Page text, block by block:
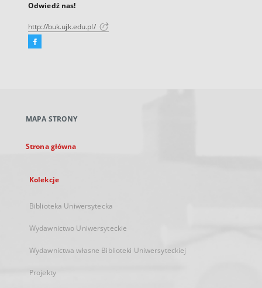
Odwiedź nas!
http://buk.ujk.edu.pl/
Facebook
karcie
MAPA STRONY
Strona główna
Kolekcje
Biblioteka Uniwersytecka
Wydawnictwo Uniwersyteckie
Wydawnictwa własne Biblioteki Uniwersyteckiej
Projekty